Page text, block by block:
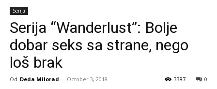
Serija
Serija “Wanderlust”: Bolje
dobar seks sa strane, nego
loš brak
Od Deda Milorad - October 3, 2018 0
3387